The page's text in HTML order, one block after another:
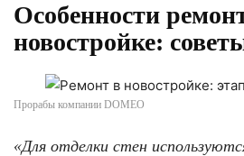
Особенности
новостройке:
Прорабы компании DOMEO
«Для отделки стен